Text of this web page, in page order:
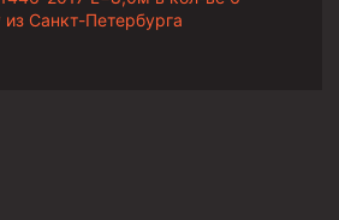
из Санкт-Петербурга